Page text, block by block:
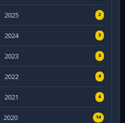
2025 2
2024 3
2023 3
2022 4
2021 4
2020 14